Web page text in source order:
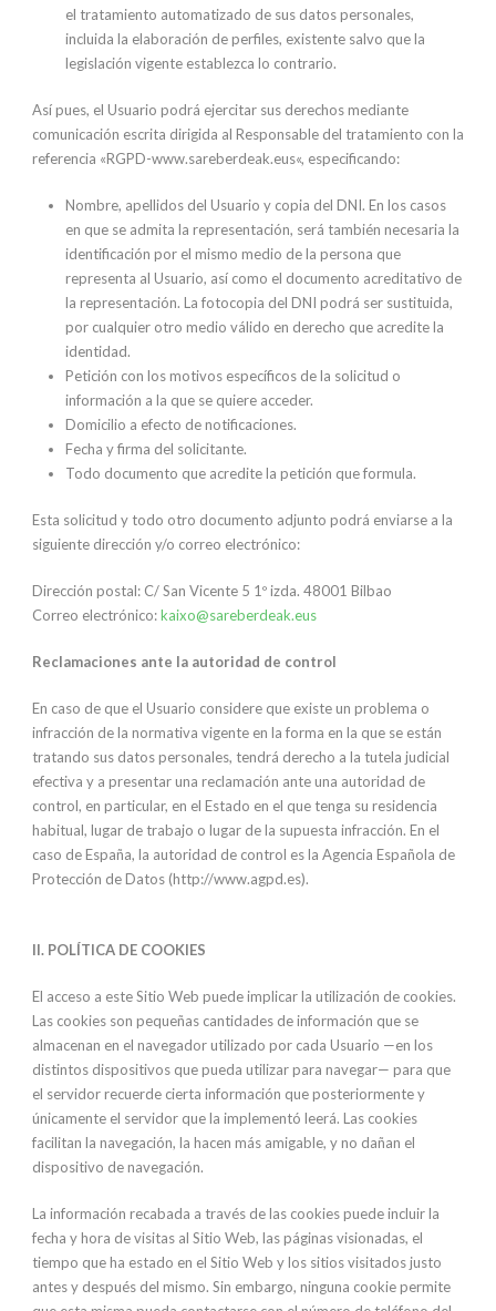
el tratamiento automatizado de sus datos personales,
incluida la elaboración de perfiles, existente salvo que la
legislación vigente establezca lo contrario.
Así pues, el Usuario podrá ejercitar sus derechos mediante
comunicación escrita dirigida al Responsable del tratamiento con la
referencia «RGPD-www.sareberdeak.eus«, especificando:
Nombre, apellidos del Usuario y copia del DNI. En los casos
en que se admita la representación, será también necesaria la
identificación por el mismo medio de la persona que
representa al Usuario, así como el documento acreditativo de
la representación. La fotocopia del DNI podrá ser sustituida,
por cualquier otro medio válido en derecho que acredite la
identidad.
Petición con los motivos específicos de la solicitud o
información a la que se quiere acceder.
Domicilio a efecto de notificaciones.
Fecha y firma del solicitante.
Todo documento que acredite la petición que formula.
Esta solicitud y todo otro documento adjunto podrá enviarse a la
siguiente dirección y/o correo electrónico:
Dirección postal: C/ San Vicente 5 1º izda. 48001 Bilbao
Correo electrónico:kaixo@sareberdeak.eus
Reclamaciones ante la autoridad de control
En caso de que el Usuario considere que existe un problema o
infracción de la normativa vigente en la forma en la que se están
tratando sus datos personales, tendrá derecho a la tutela judicial
efectiva y a presentar una reclamación ante una autoridad de
control, en particular, en el Estado en el que tenga su residencia
habitual, lugar de trabajo o lugar de la supuesta infracción. En el
caso de España, la autoridad de control es la Agencia Española de
Protección de Datos (http://www.agpd.es).
II. POLÍTICA DE COOKIES
El acceso a este Sitio Web puede implicar la utilización de cookies.
Las cookies son pequeñas cantidades de información que se
almacenan en el navegador utilizado por cada Usuario —en los
distintos dispositivos que pueda utilizar para navegar— para que
el servidor recuerde cierta información que posteriormente y
únicamente el servidor que la implementó leerá. Las cookies
facilitan la navegación, la hacen más amigable, y no dañan el
dispositivo de navegación.
La información recabada a través de las cookies puede incluir la
fecha y hora de visitas al Sitio Web, las páginas visionadas, el
tiempo que ha estado en el Sitio Web y los sitios visitados justo
antes y después del mismo. Sin embargo, ninguna cookie permite